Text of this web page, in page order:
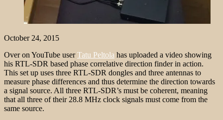
October 24, 2015
Over on YouTube userTatu Peltola has uploaded a video showing
his RTL-SDR based phase correlative direction finder in action.
This set up uses three RTL-SDR dongles and three antennas to
measure phase differences and thus determine the direction towards
a signal source. All three RTL-SDR’s must be coherent, meaning
that all three of their 28.8 MHz clock signals must come from the
same source.